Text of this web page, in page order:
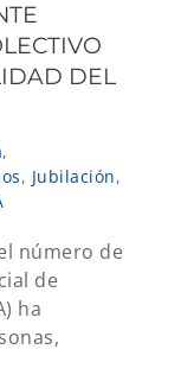
DEL
,
, Jubilación,
número de
de
ha